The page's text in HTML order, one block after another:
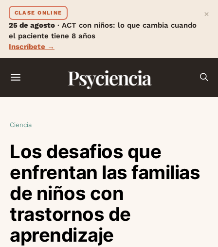
CLASE ONLINE
25 de agosto · ACT con niños: lo que cambia cuando
el paciente tiene 8 años
Inscríbete →
×
Psyciencia
Ciencia
Los desafios que
enfrentan las familias
de niños con
trastornos de
aprendizaje